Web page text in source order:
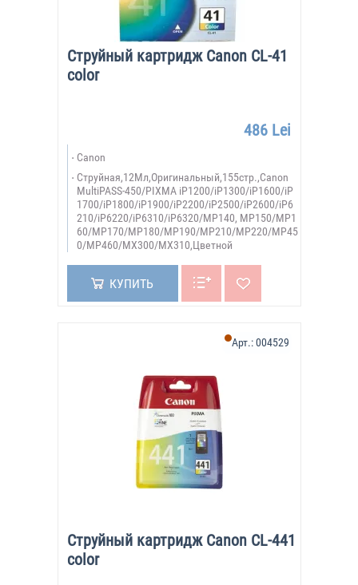
Струйный картридж Canon CL-41
color
486 Lei
Canon
Струйная,12Мл,Оригинальный,155стр.,Canon
MultiPASS-450/PIXMA iP1200/iP1300/iP1600/iP
1700/iP1800/iP1900/iP2200/iP2500/iP2600/iP6
210/iP6220/iP6310/iP6320/MP140, MP150/MP1
60/MP170/MP180/MP190/MP210/MP220/MP45
0/MP460/MX300/MX310,Цветной
КУПИТЬ
Струйный картридж Canon CL-441
color
Арт.:004529